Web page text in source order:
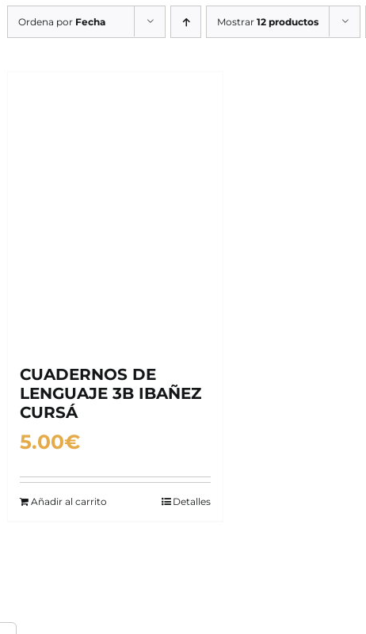
Ordena por Fecha Mostrar12 productos
CUADERNOS DE
LENGUAJE 3B IBAÑEZ
CURSÁ
5.00€
Añadir al carrito Detalles